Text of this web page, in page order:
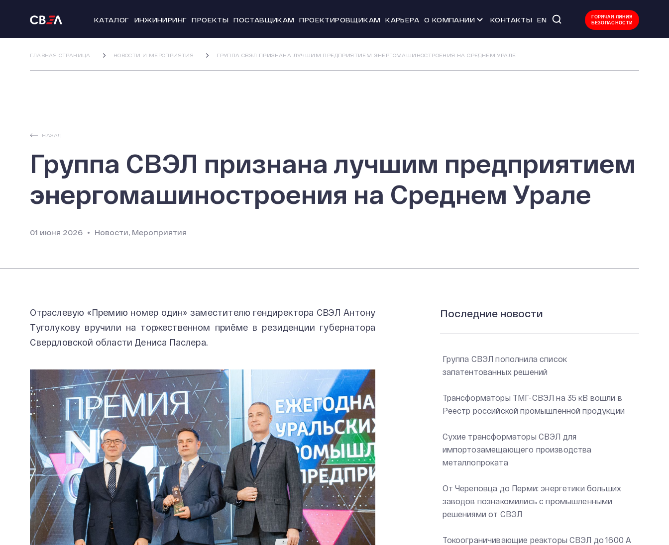
КАТАЛОГ ИНЖИНИРИНГ ПРОЕКТЫ ПОСТАВЩИКАМ ПРОЕКТИРОВЩИКАМ КАРЬЕРА О КОМПАНИИ КОНТАКТЫ EN
ГОРЯЧАЯ ЛИНИЯ
БЕЗОПАСНОСТИ
ГЛАВНАЯ СТРАНИЦА НОВОСТИ И МЕРОПРИЯТИЯ ГРУППА СВЭЛ ПРИЗНАНА ЛУЧШИМ ПРЕДПРИЯТИЕМ ЭНЕРГОМАШИНОСТРОЕНИЯ НА СРЕДНЕМ УРАЛЕ
НАЗАД
Группа СВЭЛ признана лучшим предприятием
энергомашиностроения на Среднем Урале
01 июня 2026 Новости, Мероприятия
Отраслевую «Премию номер один» заместителю гендиректора СВЭЛ Антону
Туголукову вручили на торжественном приёме в резиденции губернатора
Свердловской области Дениса Паслера.
Последние новости
Группа СВЭЛ пополнила список
запатентованных решений
Трансформаторы ТМГ-СВЭЛ на 35 кВ вошли в
Реестр российской промышленной продукции
Сухие трансформаторы СВЭЛ для
импортозамещающего производства
металлопроката
От Череповца до Перми: энергетики больших
заводов познакомились с промышленными
решениями от СВЭЛ
Токоограничивающие реакторы СВЭЛ до 1600 А